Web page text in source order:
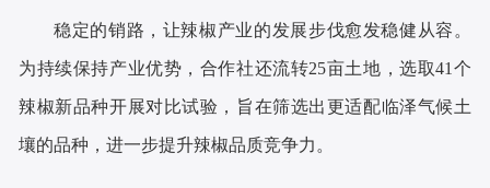
稳定的销路，让辣椒产业的发展步伐愈发稳健从容。
为持续保持产业优势，合作社还流转25亩土地，选取41个
辣椒新品种开展对比试验，旨在筛选出更适配临泽气候土
壤的品种，进一步提升辣椒品质竞争力。